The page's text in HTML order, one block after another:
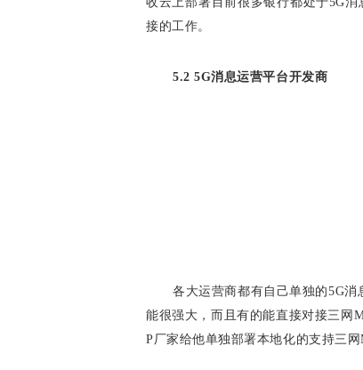
接的工作。
5.2 5G消息运营平台开发商
各大运营商都有自己单独的5G消
能很强大，而且有的能直接对接三网
P厂家给他单独部署本地化的支持三